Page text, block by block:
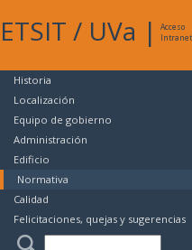
ETSIT / UVa |
Acceso
Intranet
Historia
Localización
Equipo de gobierno
Administración
Edificio
Normativa
Calidad
Felicitaciones, quejas y sugerencias